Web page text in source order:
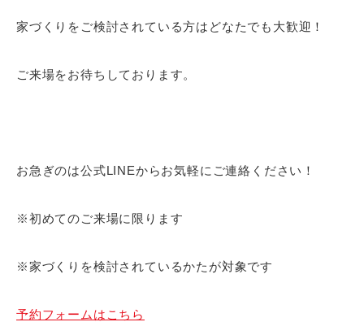
家づくりをご検討されている方はどなたでも大歓迎！
ご来場をお待ちしております。
お急ぎのは公式LINEからお気軽にご連絡ください！
※初めてのご来場に限ります
※家づくりを検討されているかたが対象です
予約フォームはこちら